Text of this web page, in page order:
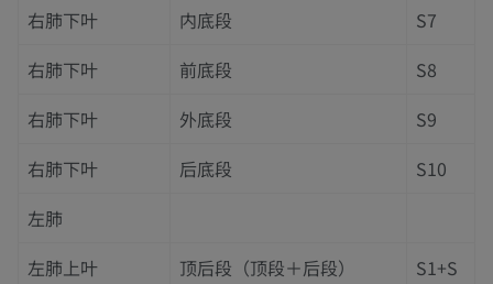
右肺下叶
内底段
S7
右肺下叶
前底段
S8
右肺下叶
外底段
S9
右肺下叶
后底段
S10
左肺
左肺上叶
顶后段（顶段＋后段）
S1+S